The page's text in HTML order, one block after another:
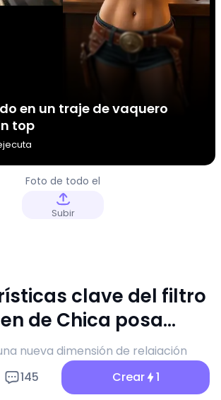
en un traje de vaquero
top
Foto de todo el
cuerpo de la
niña
Subir
clave del filtro
de Chica posa...
nueva dimensión de relajación
creación de contenido viral con el
Imagen de a1.art Chica posa....
145 Crear 1